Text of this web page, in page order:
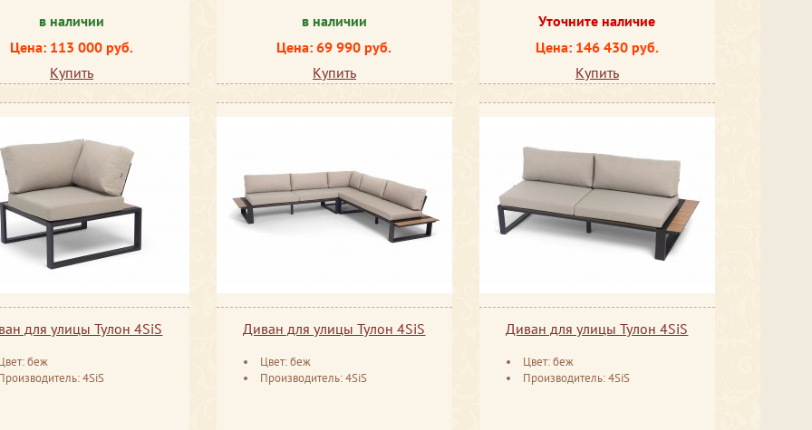
в наличии
Цена: 113 000 руб.
Купить
в наличии
Цена: 69 990 руб.
Купить
Уточните наличие
Цена: 146 430 руб.
Купить
для улицы Тулон 4SiS
беж
4SiS
Диван для улицы Тулон 4SiS
Цвет: беж
Производитель: 4SiS
Диван для улицы Тулон 4SiS
Цвет: беж
Производитель: 4SiS